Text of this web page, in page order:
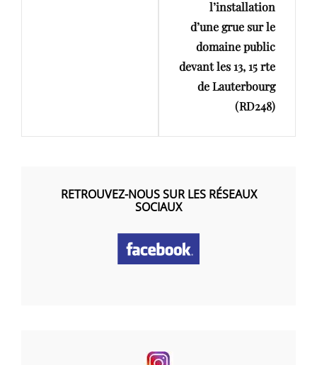
l’installation
d’une grue sur le
domaine public
devant les 13, 15 rte
de Lauterbourg
(RD248)
RETROUVEZ-NOUS SUR LES RÉSEAUX
SOCIAUX